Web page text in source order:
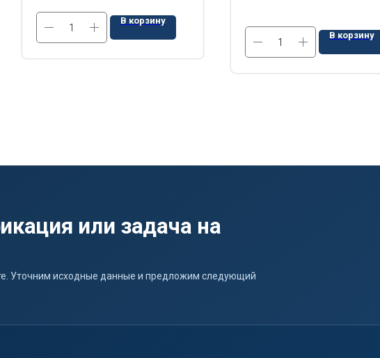
В корзину
В корзину
или задача на
Уточним исходные данные и предложим следующий